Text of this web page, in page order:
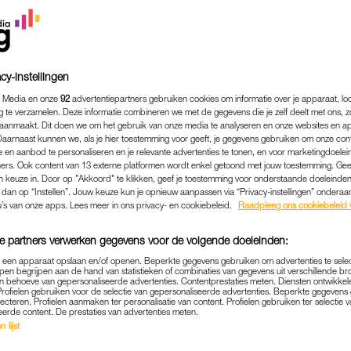
HOREN
FORNUIS (EN DIT IS
KOKEN & ETEN|WIL JE WETEN
10-01-2026 | NIVINE DE JONG
naast je fornuis of boven op de afzuigkap?
de kruiden in de buurt te hebben tijdens het
plek.
instellingen
en onze 92 advertentiepartners gebruiken cookies om informatie over je apparaat,
te verzamelen. Deze informatie combineren we met de gegevens die je zelf deelt met ons,
Dit doen we om het gebruik van onze media te analyseren en onze websites en
kunnen we, als je hier toestemming voor geeft, je gegevens gebruiken om onze
en aanbod te personaliseren en je relevante advertenties te tonen, en voor
Ook content van 13 externe platformen wordt enkel getoond met jouw toestemming.
keuze in. Door op "Akkoord" te klikken, geef je toestemming voor onderstaande
op “Instellen”. Jouw keuze kun je opnieuw aanpassen via “Privacy-instellingen”
van onze apps. Lees meer in ons privacy- en cookiebeleid.
Raadpleeg ons cookiebeleid
partners verwerken gegevens voor de volgende doeleinden:
apparaat opslaan en/of openen. Beperkte gegevens gebruiken om advertenties te
begrijpen aan de hand van statistieken of combinaties van gegevens uit verschillende
behoeve van gepersonaliseerde advertenties. Contentprestaties meten. Diensten
gebruiken voor de selectie van gepersonaliseerde advertenties. Beperkte
Profielen aanmaken ter personalisatie van content. Profielen gebruiken ter selectie
content. De prestaties van advertenties meten.
lijst